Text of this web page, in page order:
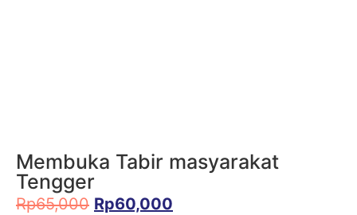
Membuka Tabir masyarakat
Tengger
Rp65,000 Rp60,000